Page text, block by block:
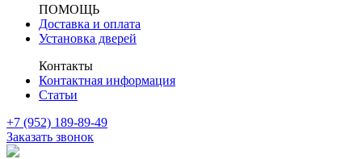
ПОМОЩЬ
Доставка и оплата
Установка дверей
Контакты
Контактная информация
Статьи
+7 (952) 189-89-49
Заказать звонок